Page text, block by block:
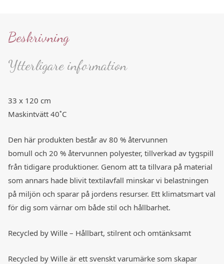
Beskrivning
Ytterligare information
33 x 120 cm
Maskintvätt 40˚C
Den här produkten består av 80 % återvunnen
bomull och 20 % återvunnen polyester, tillverkad av tygspill
från tidigare produktioner. Genom att ta tillvara på material
som annars hade blivit textilavfall minskar vi belastningen
på miljön och sparar på jordens resurser. Ett klimatsmart val
för dig som värnar om både stil och hållbarhet.
Recycled by Wille – Hållbart, stilrent och omtänksamt
Recycled by Wille är ett svenskt varumärke som skapar